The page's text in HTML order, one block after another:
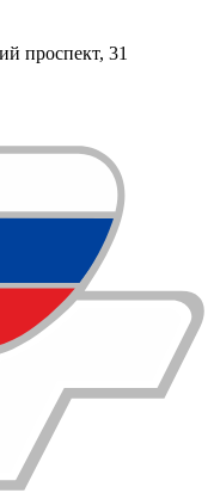
проспект, 31